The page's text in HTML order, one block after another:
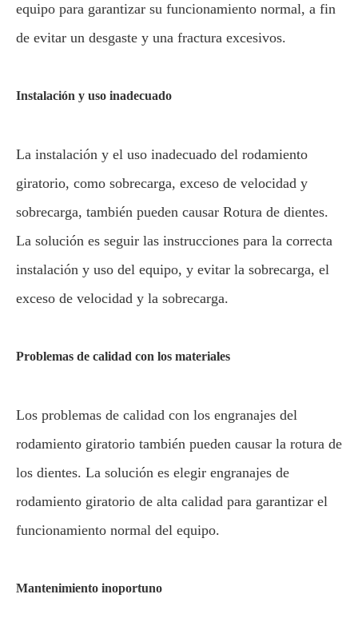
equipo para garantizar su funcionamiento normal, a fin
de evitar un desgaste y una fractura excesivos.
Instalación y uso inadecuado
La instalación y el uso inadecuado del rodamiento
giratorio, como sobrecarga, exceso de velocidad y
sobrecarga, también pueden causar Rotura de dientes.
La solución es seguir las instrucciones para la correcta
instalación y uso del equipo, y evitar la sobrecarga, el
exceso de velocidad y la sobrecarga.
Problemas de calidad con los materiales
Los problemas de calidad con los engranajes del
rodamiento giratorio también pueden causar la rotura de
los dientes. La solución es elegir engranajes de
rodamiento giratorio de alta calidad para garantizar el
funcionamiento normal del equipo.
Mantenimiento inoportuno